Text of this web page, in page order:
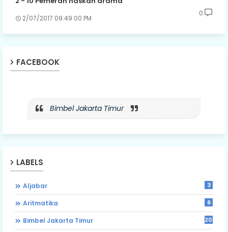
2/07/2017 09:49:00 PM
0
FACEBOOK
Bimbel Jakarta Timur
LABELS
Aljabar 3
Aritmatika 6
Bimbel Jakarta Timur 203